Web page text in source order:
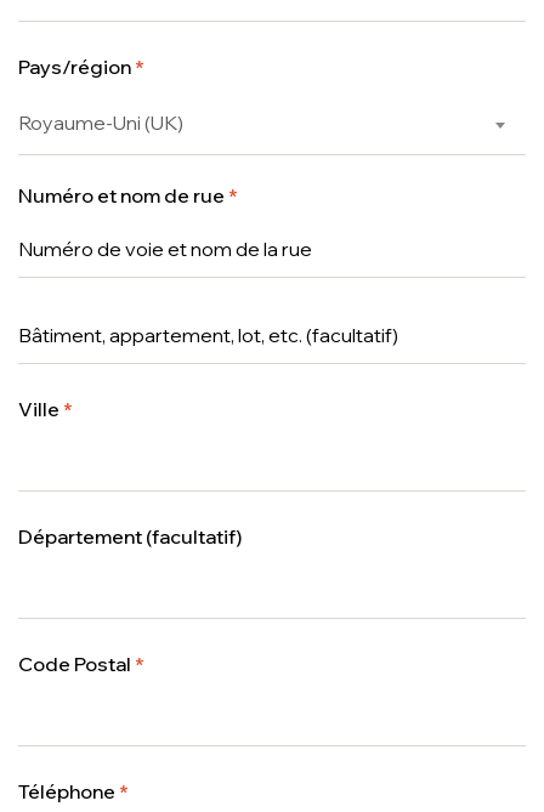
Pays/région *
Royaume-Uni (UK)
Numéro et nom de rue *
Ville *
Département (facultatif)
Code Postal *
Téléphone *